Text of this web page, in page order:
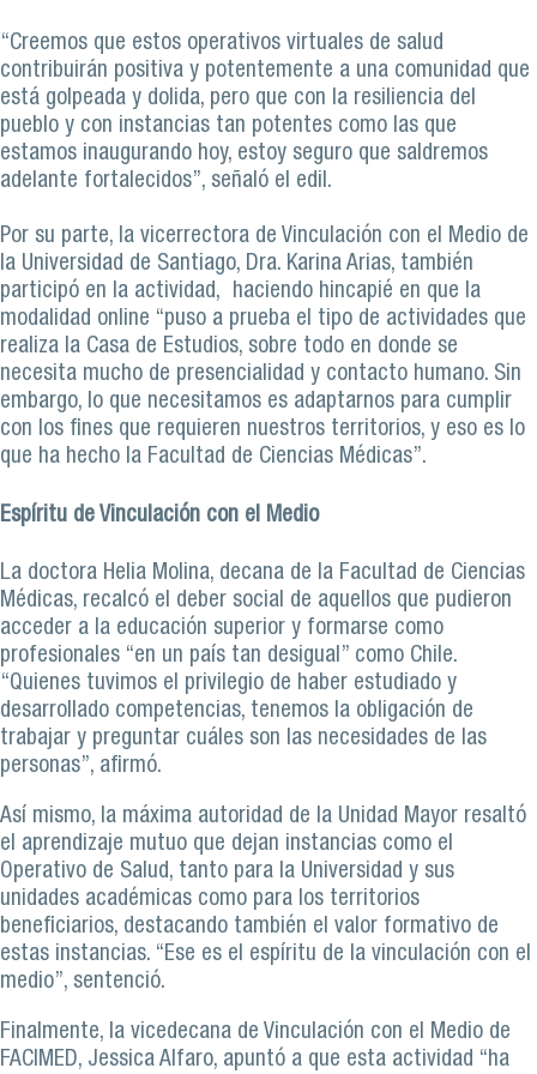
“Creemos que estos operativos virtuales de salud
contribuirán positiva y potentemente a una comunidad que
está golpeada y dolida, pero que con la resiliencia del
pueblo y con instancias tan potentes como las que
estamos inaugurando hoy, estoy seguro que saldremos
adelante fortalecidos”, señaló el edil.
Por su parte, la vicerrectora de Vinculación con el Medio de
la Universidad de Santiago, Dra. Karina Arias, también
participó en la actividad, haciendo hincapié en que la
modalidad online “puso a prueba el tipo de actividades que
realiza la Casa de Estudios, sobre todo en donde se
necesita mucho de presencialidad y contacto humano. Sin
embargo, lo que necesitamos es adaptarnos para cumplir
con los fines que requieren nuestros territorios, y eso es lo
que ha hecho la Facultad de Ciencias Médicas”.
Espíritu de Vinculación con el Medio
La doctora Helia Molina, decana de la Facultad de Ciencias
Médicas, recalcó el deber social de aquellos que pudieron
acceder a la educación superior y formarse como
profesionales “en un país tan desigual” como Chile.
“Quienes tuvimos el privilegio de haber estudiado y
desarrollado competencias, tenemos la obligación de
trabajar y preguntar cuáles son las necesidades de las
personas”, afirmó.
Así mismo, la máxima autoridad de la Unidad Mayor resaltó
el aprendizaje mutuo que dejan instancias como el
Operativo de Salud, tanto para la Universidad y sus
unidades académicas como para los territorios
beneficiarios, destacando también el valor formativo de
estas instancias. “Ese es el espíritu de la vinculación con el
medio”, sentenció.
Finalmente, la vicedecana de Vinculación con el Medio de
FACIMED, Jessica Alfaro, apuntó a que esta actividad “ha